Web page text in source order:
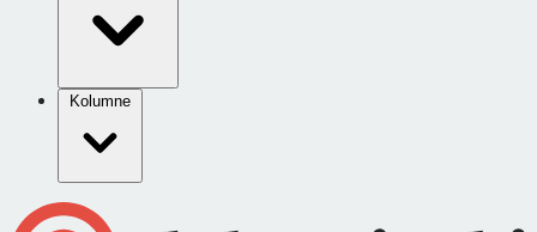
Kolumne